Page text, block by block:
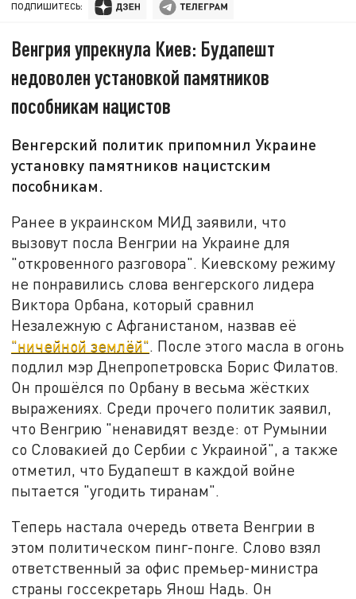
ПОДПИШИТЕСЬ:
Венгрия упрекнула Киев: Будапешт
недоволен установкой памятников
пособникам нацистов
Венгерский политик припомнил Украине
установку памятников нацистским
пособникам.
Ранее в украинском МИД заявили, что
вызовут посла Венгрии на Украине для
"откровенного разговора". Киевскому режиму
не понравились слова венгерского лидера
Виктора Орбана, который сравнил
Незалежную с Афганистаном, назвав её
"ничейной землёй". После этого масла в огонь
подлил мэр Днепропетровска Борис Филатов.
Он прошёлся по Орбану в весьма жёстких
выражениях. Среди прочего политик заявил,
что Венгрию "ненавидят везде: от Румынии
со Словакией до Сербии с Украиной", а также
отметил, что Будапешт в каждой войне
пытается "угодить тиранам".
Теперь настала очередь ответа Венгрии в
этом политическом пинг-понге. Слово взял
ответственный за офис премьер-министра
страны госсекретарь Янош Надь. Он